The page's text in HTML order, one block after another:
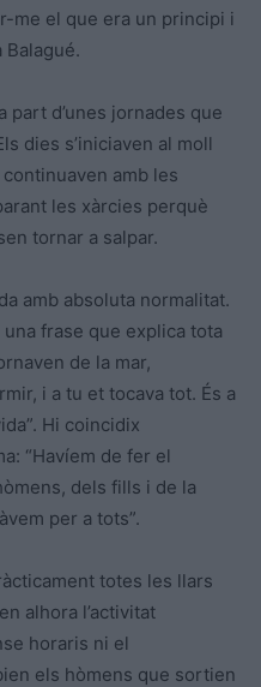
me el que era un principi i
Balagué.
part d’unes jornades que
dies s’iniciaven al moll
amb les
les xàrcies perquè
tornar a salpar.
amb absoluta normalitat.
frase que explica tota
de la mar,
i a tu et tocava tot. És a
Hi coincidix
“Havíem de fer el
dels fills i de la
per a tots”.
totes les llars
alhora l’activitat
horaris ni el
els hòmens que sortien